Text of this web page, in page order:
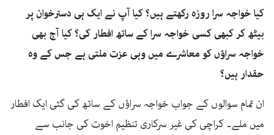
کیا خواجہ سرا روزہ رکھتے ہیں؟ کیا آپ نے ایک ہی دسترخوان پر
بیٹھ کر کبھی کسی خواجہ سرا کے ساتھ افطار کی؟ کیا آج بھی
خواجہ سراؤں کو معاشرے میں وہی عزت ملتی ہے جس کے وہ
حقدار ہیں؟
ان تمام سوالوں کے جواب خواجہ سراؤں کے ساتھ کی گئی ایک افطار
میں ملے۔ کراچی کی غیر سرکاری تنظیم اخوت کی جانب سے